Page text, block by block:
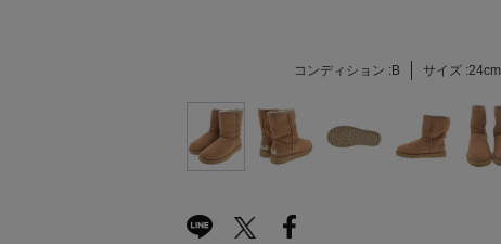
コンディション :B サイズ :24cm